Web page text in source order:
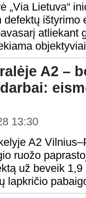
„Via Lietuva“
ištyrimo
atliekant
A2 –
13:30
A2
ruožo
už beveik
lapkričio